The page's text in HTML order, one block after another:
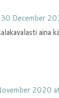
30 December
aina
2020